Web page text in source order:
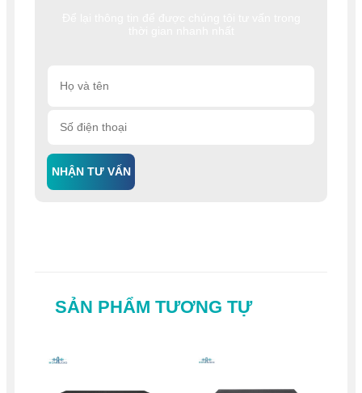
NHẬN TƯ VẤN
SẢN PHẨM TƯƠNG TỰ